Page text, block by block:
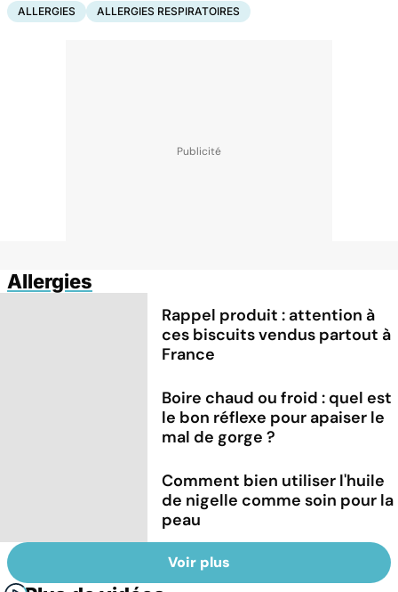
ALLERGIES ALLERGIES RESPIRATOIRES
Allergies
Rappel produit : attention à
ces biscuits vendus partout à
France
Boire chaud ou froid : quel est
le bon réflexe pour apaiser le
mal de gorge ?
Comment bien utiliser l'huile
de nigelle comme soin pour la
peau
Voir plus